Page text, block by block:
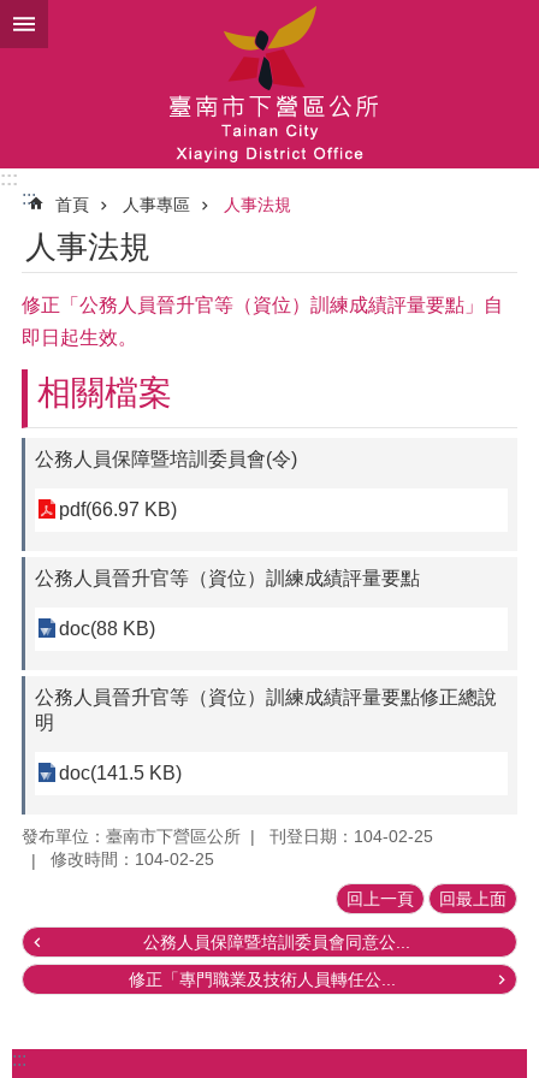
跳到主要內容區塊
:::
:::
首頁 人事專區 人事法規
人事法規
修正「公務人員晉升官等（資位）訓練成績評量要點」自
即日起生效。
相關檔案
公務人員保障暨培訓委員會(令)
pdf(66.97 KB)
公務人員晉升官等（資位）訓練成績評量要點
doc(88 KB)
公務人員晉升官等（資位）訓練成績評量要點修正總說
明
doc(141.5 KB)
發布單位：臺南市下營區公所
刊登日期：104-02-25
修改時間：104-02-25
回上一頁 回最上面
公務人員保障暨培訓委員會同意公...
修正「專門職業及技術人員轉任公...
:::